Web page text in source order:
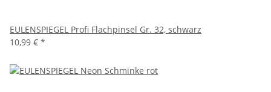
EULENSPIEGEL Profi Flachpinsel Gr. 32, schwarz
10,99 € *